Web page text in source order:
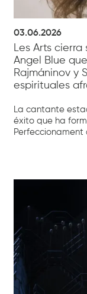
03.06.2026
Les Arts
Angel Blue
Rajmáninov y
espirituales
La cantante
éxito que ha
Perfeccionament